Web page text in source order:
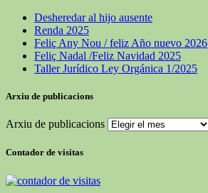
Desheredar al hijo ausente
Renda 2025
Feliç Any Nou / feliz Año nuevo 2026
Feliç Nadal /Feliz Navidad 2025
Taller Jurídico Ley Orgánica 1/2025
Arxiu de publicacions
Arxiu de publicacions
Contador de visitas